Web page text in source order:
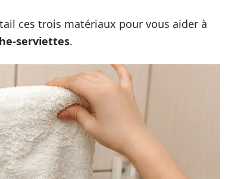
ces trois matériaux pour vous aider à
serviettes.